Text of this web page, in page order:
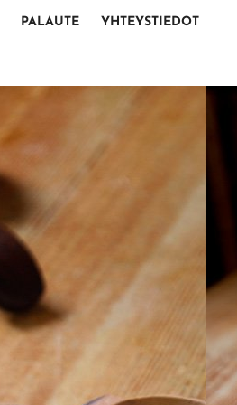
PALAUTE YHTEYSTIEDOT